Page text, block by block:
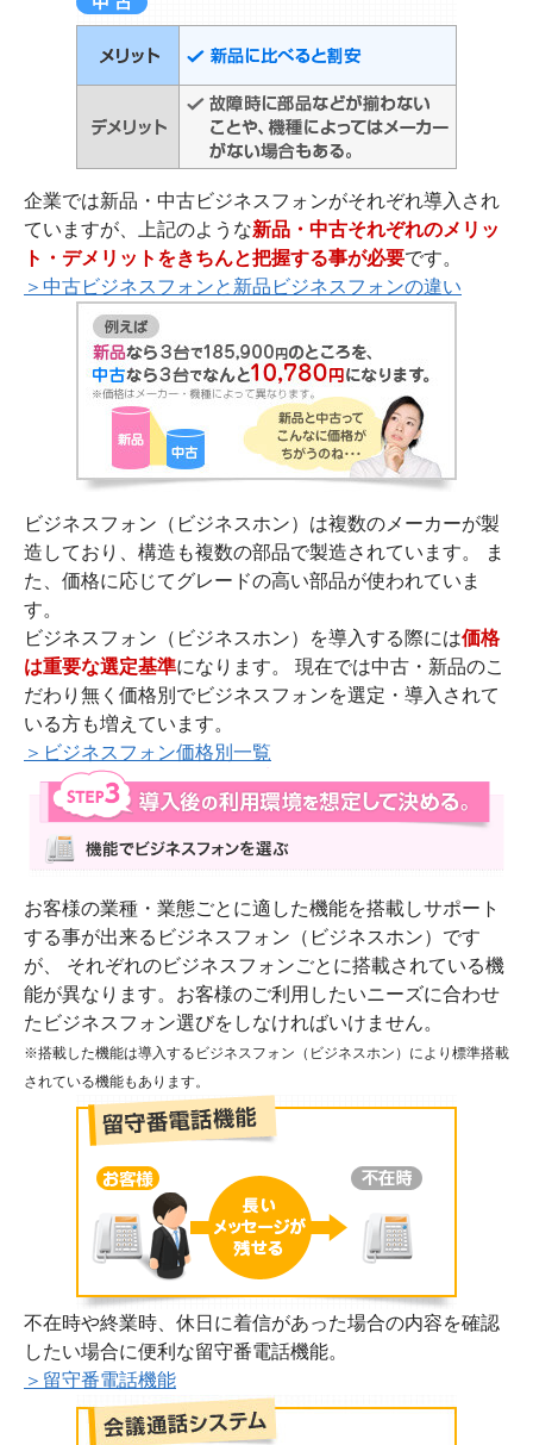
企業では新品・中古ビジネスフォンがそれぞれ導入され
ていますが、上記のような新品・中古それぞれのメリッ
ト・デメリットをきちんと把握する事が必要です。
＞中古ビジネスフォンと新品ビジネスフォンの違い
ビジネスフォン（ビジネスホン）は複数のメーカーが製
造しており、構造も複数の部品で製造されています。 ま
た、価格に応じてグレードの高い部品が使われていま
す。
ビジネスフォン（ビジネスホン）を導入する際には価格
は重要な選定基準になります。 現在では中古・新品のこ
だわり無く価格別でビジネスフォンを選定・導入されて
いる方も増えています。
＞ビジネスフォン価格別一覧
お客様の業種・業態ごとに適した機能を搭載しサポート
する事が出来るビジネスフォン（ビジネスホン）です
が、 それぞれのビジネスフォンごとに搭載されている機
能が異なります。お客様のご利用したいニーズに合わせ
たビジネスフォン選びをしなければいけません。
※搭載した機能は導入するビジネスフォン（ビジネスホン）により標準搭載
されている機能もあります。
不在時や終業時、休日に着信があった場合の内容を確認
したい場合に便利な留守番電話機能。
＞留守番電話機能